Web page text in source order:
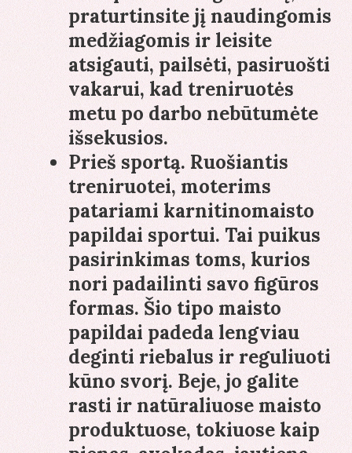
praturtinsite jį naudingomis
medžiagomis ir leisite
atsigauti, pailsėti, pasiruošti
vakarui, kad treniruotės
metu po darbo nebūtumėte
išsekusios.
Prieš sportą. Ruošiantis
treniruotei, moterims
patariami karnitinomaisto
papildai sportui. Tai puikus
pasirinkimas toms, kurios
nori padailinti savo figūros
formas. Šio tipo maisto
papildai padeda lengviau
deginti riebalus ir reguliuoti
kūno svorį. Beje, jo galite
rasti ir natūraliuose maisto
produktuose, tokiuose kaip